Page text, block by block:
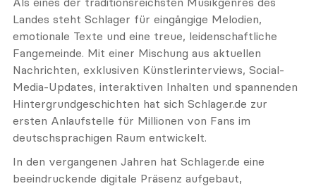
Landes steht Schlager für eingängige Melodien,
emotionale Texte und eine treue, leidenschaftliche
Fangemeinde. Mit einer Mischung aus aktuellen
Nachrichten, exklusiven Künstlerinterviews, Social-
Media-Updates, interaktiven Inhalten und spannenden
Hintergrundgeschichten hat sich Schlager.de zur
ersten Anlaufstelle für Millionen von Fans im
deutschsprachigen Raum entwickelt.
In den vergangenen Jahren hat Schlager.de eine
beeindruckende digitale Präsenz aufgebaut,